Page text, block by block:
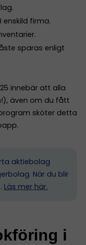
enskild firma.
sparas enligt
innebär att alla
även om du fått
sköter detta
aktiebolag
När du blir
Läs mer här.
i